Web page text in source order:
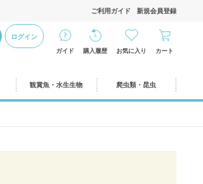
ログイン
ご利用ガイド 新規会員登録
ガイド 購入履歴 お気に入り カート
観賞魚・水生生物 爬虫類・昆虫